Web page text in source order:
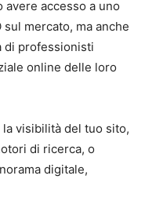
accesso a uno
mercato, ma anche
di professionisti
online delle loro
visibilità del tuo sito,
di ricerca, o
digitale,